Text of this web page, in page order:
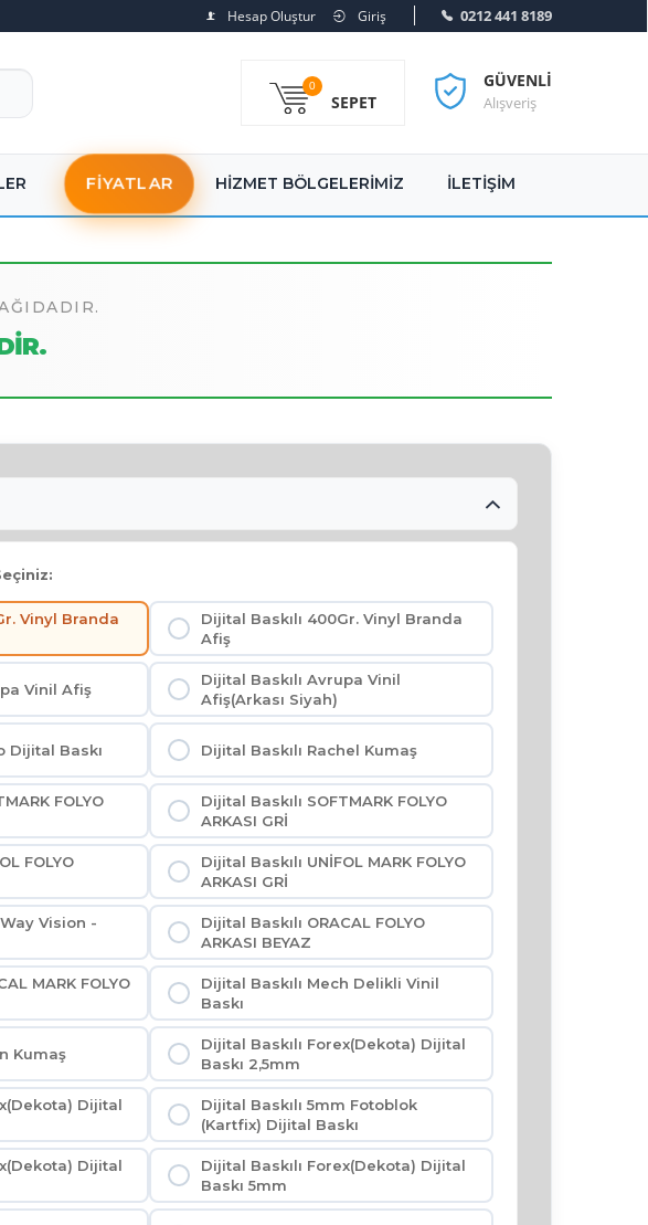
Hesap Oluştur Giriş 0212 441 8189
0
SEPET
GÜVENLI
Alışveriş
FIYATLAR HIZMET BÖLGELERIMIZ İLETIŞIM
Vinyl Branda
Dijital Baskılı 400Gr. Vinyl Branda
Afiş
Vinil Afiş
Dijital Baskılı Avrupa Vinil
Afiş(Arkası Siyah)
Dijital Baskı Dijital Baskılı Rachel Kumaş
FOLYO
Dijital Baskılı SOFTMARK FOLYO
ARKASI GRİ
FOLYO
Dijital Baskılı UNİFOL MARK FOLYO
ARKASI GRİ
Vision -
Dijital Baskılı ORACAL FOLYO
ARKASI BEYAZ
MARK FOLYO
Dijital Baskılı Mech Delikli Vinil
Baskı
Kumaş
Dijital Baskılı Forex(Dekota) Dijital
Baskı 2,5mm
Dijital
Dijital Baskılı 5mm Fotoblok
(Kartfix) Dijital Baskı
Dijital
Dijital Baskılı Forex(Dekota) Dijital
Baskı 5mm